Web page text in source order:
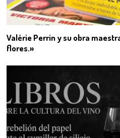
Valérie Perrin y su obra
flores.»